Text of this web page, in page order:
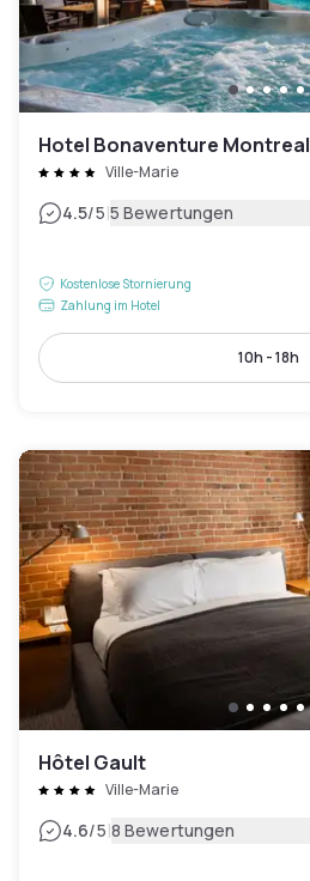
Hotel Bonaventure Montreal
Ville-Marie
4.5/5|5 Bewertungen
Kostenlose Stornierung
Zahlung im Hotel
10h - 18h
Hôtel Gault
Ville-Marie
4.6/5|8 Bewertungen